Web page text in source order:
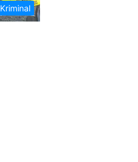
Kriminal